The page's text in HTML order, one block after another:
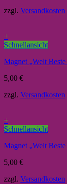
zzgl. Versandkosten
+
Schnellansicht
Magnet „Welt
5,00 €
zzgl. Versandkosten
+
Schnellansicht
Magnet „Welt
5,00 €
zzgl. Versandkosten